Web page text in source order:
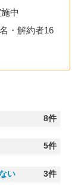
中
・解約者16
8件
5件
い 3件